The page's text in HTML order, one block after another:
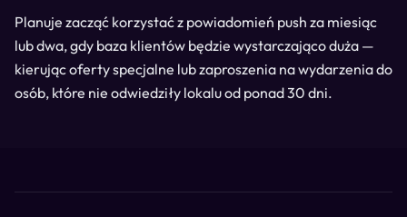
Planuje zacząć korzystać z powiadomień push za miesiąc
lub dwa, gdy baza klientów będzie wystarczająco duża —
kierując oferty specjalne lub zaproszenia na wydarzenia do
osób, które nie odwiedziły lokalu od ponad 30 dni.